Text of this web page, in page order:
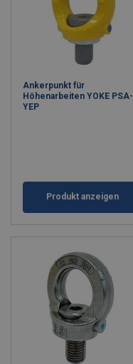
Ankerpunkt für
Höhenarbeiten YOKE PSA-
YEP
Produkt anzeigen